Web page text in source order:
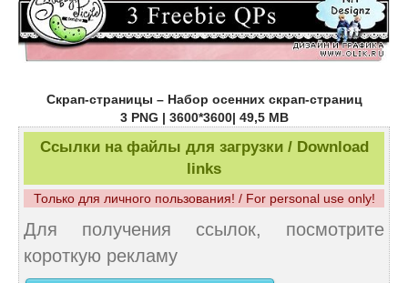
Скрап-страницы – Набор осенних скрап-страниц
3 PNG | 3600*3600| 49,5 MB
Ссылки на файлы для загрузки / Download
links
Только для личного пользования! / For personal use only!
Для получения ссылок, посмотрите
короткую рекламу